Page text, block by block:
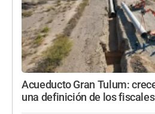
Acueducto Gran Tulum:
una definición de los fiscales